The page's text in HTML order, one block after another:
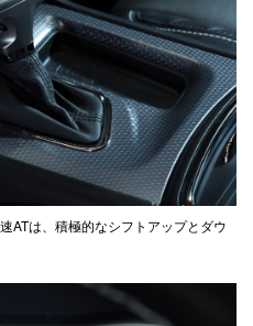
ATは、積極的なシフトアップとダウ